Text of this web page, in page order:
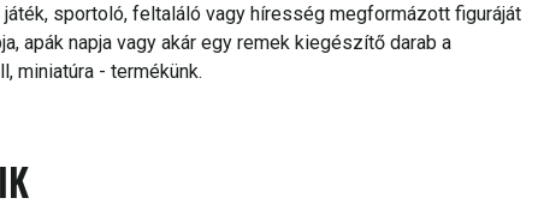
sportoló, feltaláló vagy híresség megformázott figuráját
apák napja vagy akár egy remek kiegészítő darab a
miniatúra - termékünk.